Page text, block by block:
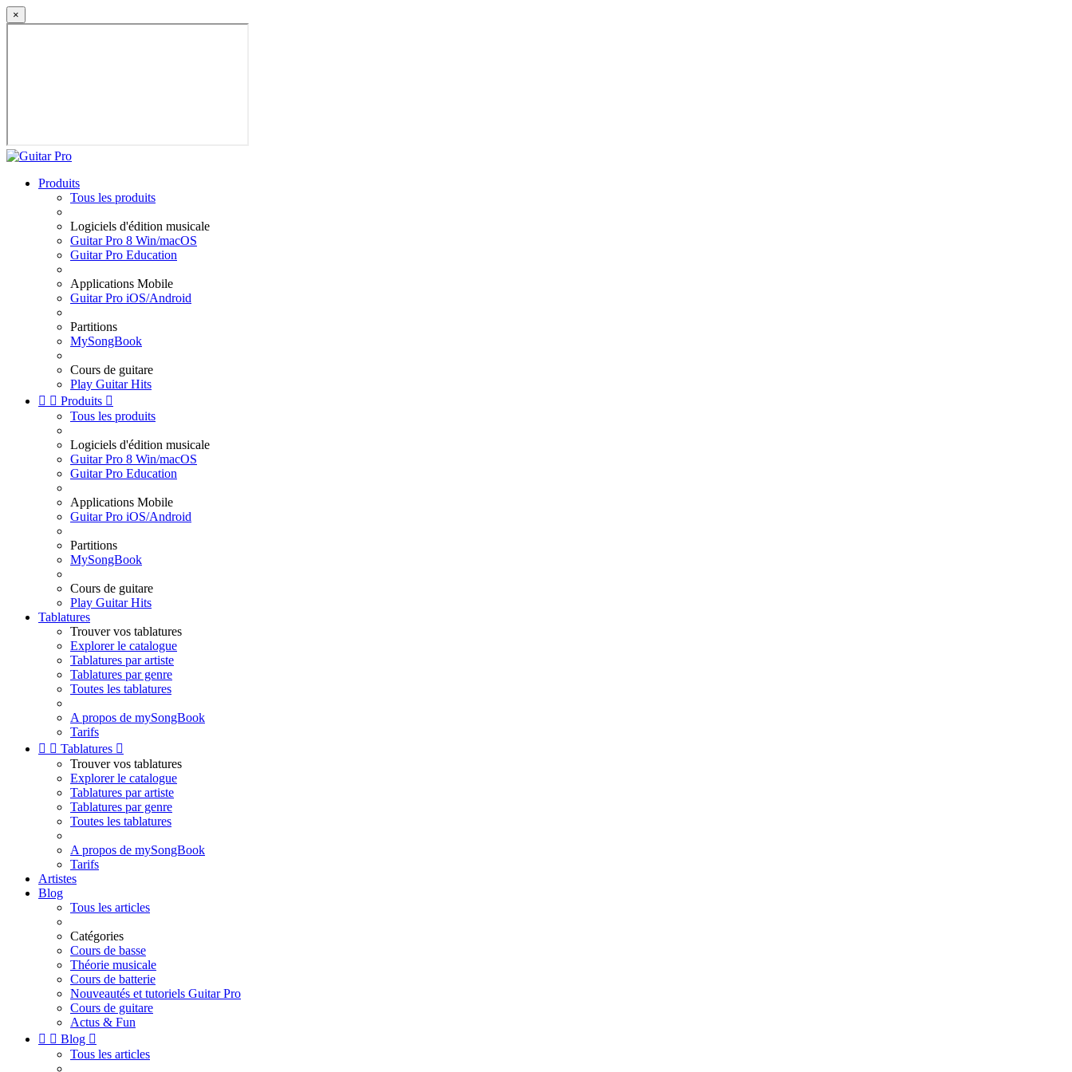
×
Produits
Tous les produits
Logiciels d'édition musicale
Guitar Pro 8 Win/macOS
Guitar Pro Education
Applications Mobile
Guitar Pro iOS/Android
Partitions
MySongBook
Cours de guitare
Play Guitar Hits
  Produits 
Tous les produits
Logiciels d'édition musicale
Guitar Pro 8 Win/macOS
Guitar Pro Education
Applications Mobile
Guitar Pro iOS/Android
Partitions
MySongBook
Cours de guitare
Play Guitar Hits
Tablatures
Trouver vos tablatures
Explorer le catalogue
Tablatures par artiste
Tablatures par genre
Toutes les tablatures
A propos de mySongBook
Tarifs
  Tablatures 
Trouver vos tablatures
Explorer le catalogue
Tablatures par artiste
Tablatures par genre
Toutes les tablatures
A propos de mySongBook
Tarifs
Artistes
Blog
Tous les articles
Catégories
Cours de basse
Théorie musicale
Cours de batterie
Nouveautés et tutoriels Guitar Pro
Cours de guitare
Actus & Fun
  Blog 
Tous les articles